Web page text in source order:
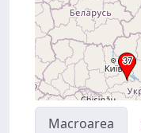
Macroarea